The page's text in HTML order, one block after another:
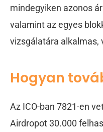
mindegyiken azonos
valamint az egyes
vizsgálatára alkalmas,
Hogyan
Az ICO-ban 7821-en
Airdropot 30.000